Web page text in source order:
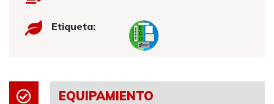
Etiqueta:
EQUIPAMIENTO